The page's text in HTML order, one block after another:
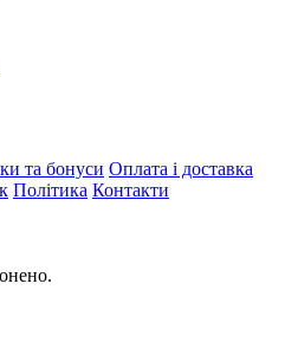
та бонуси Оплата і доставка
Політика Контакти